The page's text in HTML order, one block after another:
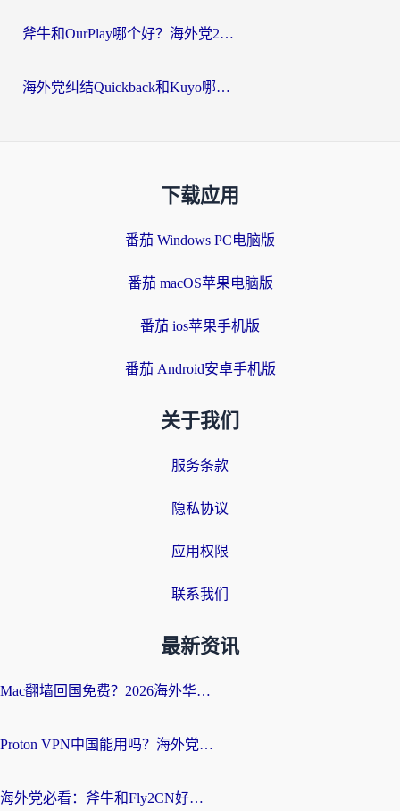
斧牛和OurPlay哪个好？海外党2026亲测：选对加速器，国内资源秒加载
海外党纠结Quickback和Kuyo哪个好？选对回国加速器才能无缝刷国内资源
下载应用
番茄 Windows PC电脑版
番茄 macOS苹果电脑版
番茄 ios苹果手机版
番茄 Android安卓手机版
关于我们
服务条款
隐私协议
应用权限
联系我们
最新资讯
Mac翻墙回国免费？2026海外华人亲测：从CCTV5直播到国内APP，这样选加速器才靠谱
Proton VPN中国能用吗？海外党选回国加速器的避坑指南（附番茄加速器实测）
海外党必看：斧牛和Fly2CN好用吗？3招教你选对回国加速器（附免费试用攻略）